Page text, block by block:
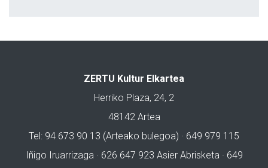
ZERTU Kultur Elkartea
Herriko Plaza, 24, 2
48142 Artea
Tel: 94 673 90 13 (Arteako bulegoa) · 649 979 115
Iñigo Iruarrizaga · 626 647 923 Asier Abrisketa · 649